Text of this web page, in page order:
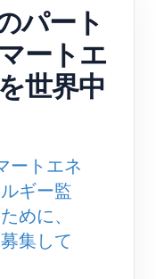
（WEM3080T）
（WEM3046T）
（WEM3050T）
パート
ートエ
世界中
ートエネ
ギー監
めに、
集して